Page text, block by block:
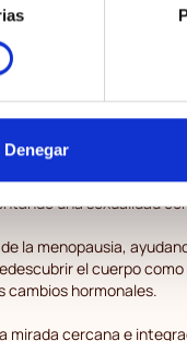
Denegar
M. Ferrer
coaching y coach
con una
y parejas a
una sexualidad
la menopausia,
el cuerpo
cambios hormonales.
mirada cercana e